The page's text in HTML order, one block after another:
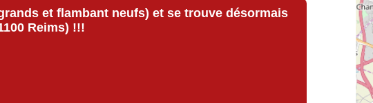
et flambant neufs) et se trouve désormais
Reims) !!!